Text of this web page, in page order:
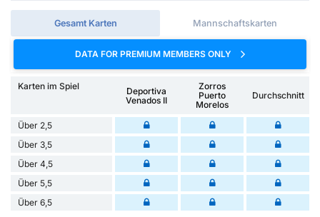
Gesamt Karten Mannschaftskarten
DATA FOR PREMIUM MEMBERS ONLY
Karten im Spiel
Deportiva
Venados II
Zorros
Puerto
Morelos
Durchschnitt
Über 2,5
Über 3,5
Über 4,5
Über 5,5
Über 6,5